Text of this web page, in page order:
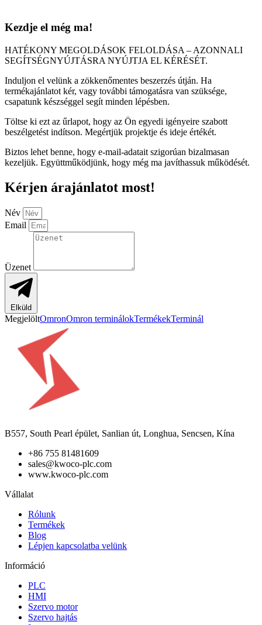
Kezdje el még ma!
HATÉKONY MEGOLDÁSOK FELOLDÁSA – AZONNALI
SEGÍTSÉGNYÚJTÁSRA NYÚJTJA EL KÉRÉSÉT.
Induljon el velünk a zökkenőmentes beszerzés útján. Ha
termékajánlatot kér, vagy további támogatásra van szüksége,
csapatunk készséggel segít minden lépésben.
Töltse ki ezt az űrlapot, hogy az Ön egyedi igényeire szabott
beszélgetést indítson. Megértjük projektje és ideje értékét.
Biztos lehet benne, hogy e-mail-adatait szigorúan bizalmasan
kezeljük. Együttműködjünk, hogy még ma javíthassuk működését.
Kérjen árajánlatot most!
Név
Email
Üzenet
Elküld
MegjelöltOmronOmron terminálokTermékekTerminál
B557, South Pearl épület, Sanlian út, Longhua, Sencsen, Kína
+86 755 81481609
sales@kwoco-plc.com
www.kwoco-plc.com
Vállalat
Rólunk
Termékek
Blog
Lépjen kapcsolatba velünk
Információ
PLC
HMI
Szervo motor
Szervo hajtás